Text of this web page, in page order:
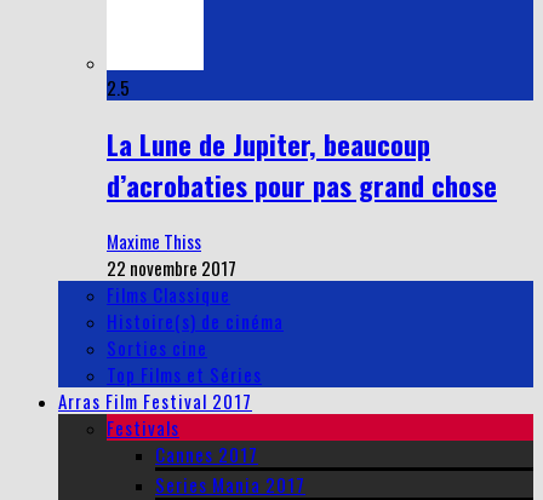
2.5
La Lune de Jupiter, beaucoup
d’acrobaties pour pas grand chose
Maxime Thiss
22 novembre 2017
Films Classique
Histoire(s) de cinéma
Sorties cine
Top Films et Séries
Arras Film Festival 2017
Festivals
Cannes 2017
Series Mania 2017